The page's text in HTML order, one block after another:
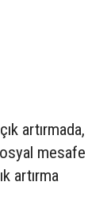
artırmada,
mesafe
artırma